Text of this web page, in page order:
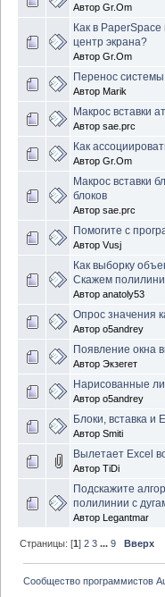
Автор Gr.Om
Как в
центр экрана?
Автор Gr.Om
Перенос
Автор Marik
Макрос вставки
Автор sae.prc
Как
Автор Gr.Om
Макрос вставки
блоков
Автор sae.prc
Помогите с
Автор Vusj
Как выборку
Скажем
Автор anatoly53
Опрос значения
Автор o5andrey
Появление окна
Автор Экзегет
Нарисованные
Автор o5andrey
Блоки, вставка и
Автор Smiti
Вылетает Excel
Автор TiDi
Подскажите
полилинии с
Автор Legantmar
Страницы: [1]2 3 ...9 Вверх
Сообщество программистов